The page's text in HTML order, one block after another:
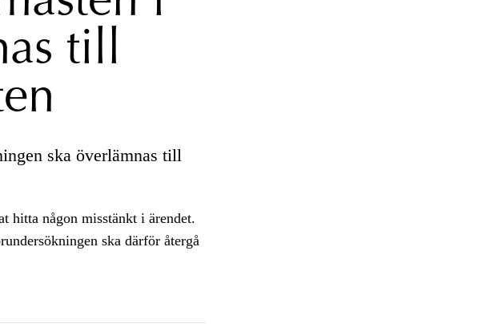
till
ska överlämnas till
hitta någon misstänkt i ärendet.
ska därför återgå